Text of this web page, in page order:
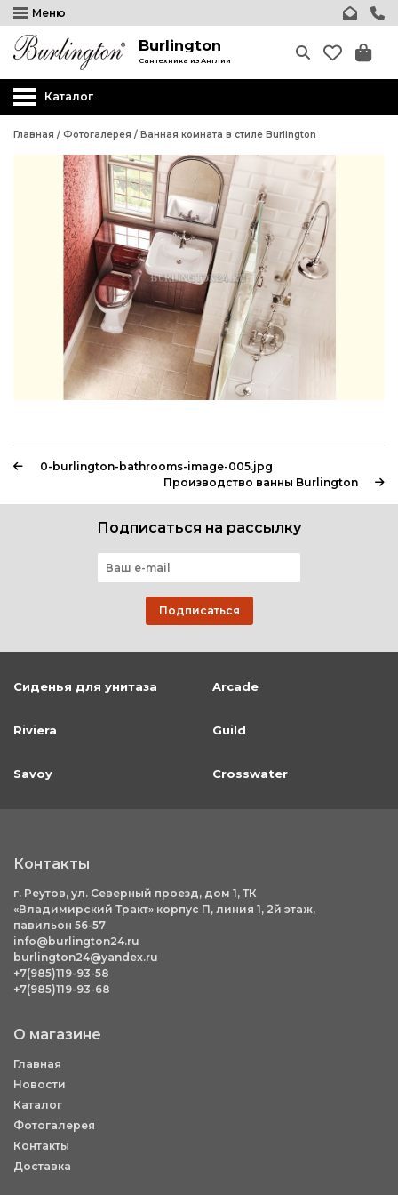
Меню
Burlington
Сантехника из Англии
Каталог
Главная / Фотогалерея / Ванная комната в стиле Burlington
0-burlington-bathrooms-image-005.jpg
Производство ванны Burlington
Подписаться на рассылку
Подписаться
Сиденья для унитаза Arcade
Riviera Guild
Savoy Crosswater
Контакты
г. Реутов, ул. Северный проезд, дом 1, ТК
«Владимирский Тракт» корпус П, линия 1, 2й этаж,
павильон 56-57
info@burlington24.ru
burlington24@yandex.ru
+7(985)119-93-58
+7(985)119-93-68
О магазине
Главная
Новости
Каталог
Фотогалерея
Контакты
Доставка